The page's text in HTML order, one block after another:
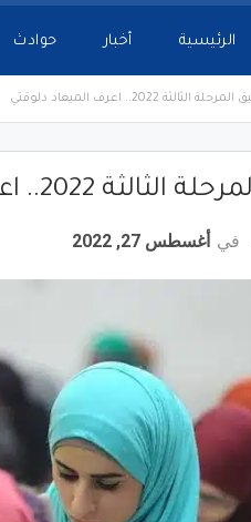
الرئيسية أخبار حوادث
2022.. اعرف الميعاد دلوقتي
اعرف الميعاد دلوقتي
في أغسطس 27, 2022